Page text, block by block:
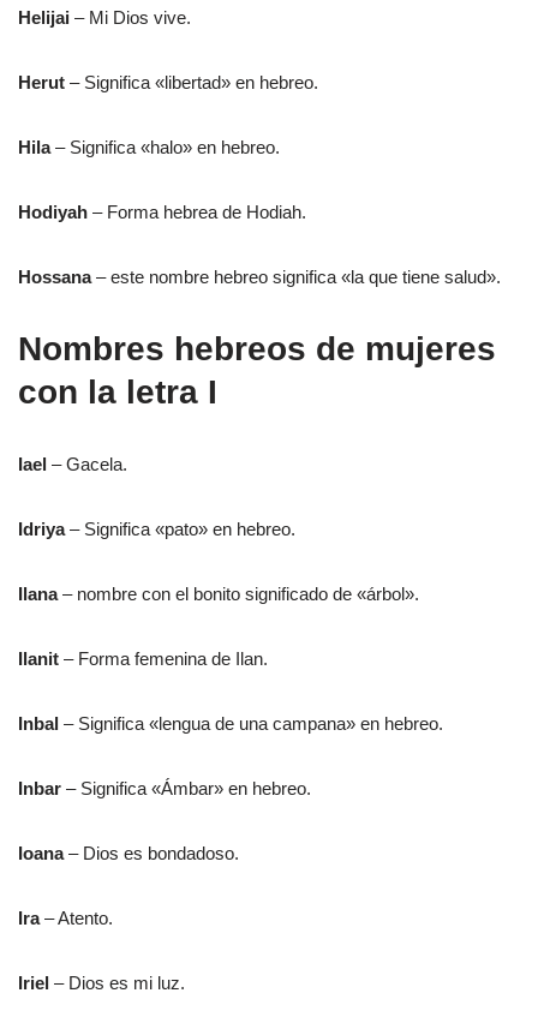
Helijai – Mi Dios vive.
Herut – Significa «libertad» en hebreo.
Hila– Significa «halo» en hebreo.
Hodiyah – Forma hebrea de Hodiah.
Hossana– este nombre hebreo significa «la que tiene salud».
Nombres hebreos de mujeres
con la letra I
Iael – Gacela.
Idriya– Significa «pato» en hebreo.
Ilana– nombre con el bonito significado de «árbol».
Ilanit – Forma femenina de Ilan.
Inbal – Significa «lengua de una campana» en hebreo.
Inbar – Significa «Ámbar» en hebreo.
Ioana– Dios es bondadoso.
Ira– Atento.
Iriel – Dios es mi luz.